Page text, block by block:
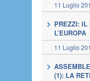
11 Luglio
PREZZI: IL
L’EUROPA
11 Luglio
(1): LA